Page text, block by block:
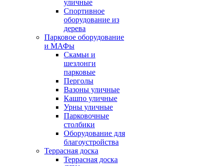
уличные
Спортивное
оборудование из
дерева
Парковое оборудование
и МАФы
Скамьи и
шезлонги
парковые
Перголы
Вазоны уличные
Кашпо уличные
Урны уличные
Парковочные
столбики
Оборудование для
благоустройства
Террасная доска
Террасная доска